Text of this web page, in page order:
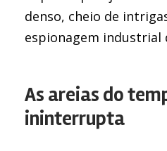
denso, cheio de
espionagem industrial
As areias do
ininterrupta